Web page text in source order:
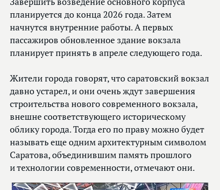
планируется до конца 2026 года. Затем
начнутся внутренние работы. А первых
пассажиров обновленное здание вокзала
планирует принять в апреле следующего года.
Жители города говорят, что саратовский вокзал
давно устарел, и они очень ждут завершения
строительства нового современного вокзала,
внешне соответствующего историческому
облику города. Тогда его по праву можно будет
называть еще одним архитектурным символом
Саратова, объединившим память прошлого
и технологии современности, отмечают они.